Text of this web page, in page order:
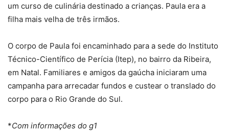
um curso de culinária destinado a crianças. Paula era a
filha mais velha de três irmãos.
O corpo de Paula foi encaminhado para a sede do Instituto
Técnico-Científico de Perícia (Itep), no bairro da Ribeira,
em Natal. Familiares e amigos da gaúcha iniciaram uma
campanha para arrecadar fundos e custear o translado do
corpo para o Rio Grande do Sul.
*Com informações do g1